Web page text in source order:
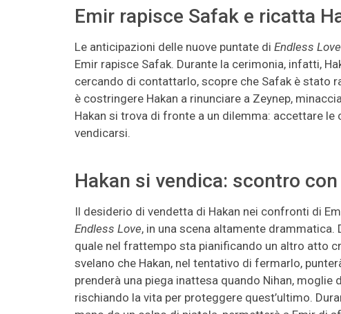
Emir rapisce Safak e ricatta
Le anticipazioni delle nuove puntate di Endless Love
Emir rapisce Safak. Durante la cerimonia, infatti,
cercando di contattarlo, scopre che Safak è stato
è costringere Hakan a rinunciare a Zeynep,
Hakan si trova di fronte a un dilemma: accettare
vendicarsi.
Hakan si vendica: scontro
Il desiderio di vendetta di Hakan nei confronti di
Endless Love, in una scena altamente drammatica.
quale nel frattempo sta pianificando un altro atto
svelano che Hakan, nel tentativo di fermarlo,
prenderà una piega inattesa quando Nihan, moglie
rischiando la vita per proteggere quest’ultimo.